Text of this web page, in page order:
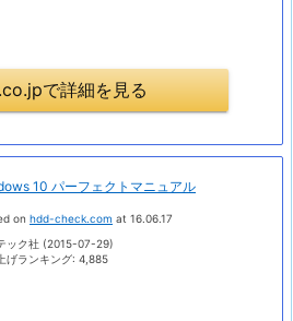
で詳細を見る
10 パーフェクトマニュアル
on hdd-check.com at 16.06.17
ック社 (2015-07-29)
げランキング: 4,885